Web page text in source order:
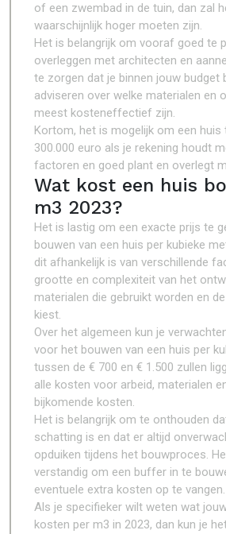
of een zwembad in de tuin, dan zal
waarschijnlijk hoger moeten zijn.
Het is belangrijk om vooraf goed te
overleggen met architecten en
te zorgen dat je binnen jouw budget
adviseren over welke materialen en
meest kosteneffectief zijn.
Kortom, het is mogelijk om een
300.000 euro als je rekening houdt
factoren en goed plant en overlegt
Wat kost een huis
m3 2023?
Het is lastig om een exacte prijs te
bouwen van een huis per kubieke
dit afhankelijk is van verschillende
grootte en complexiteit van het
materialen die gebruikt worden en
kiest.
Over het algemeen kun je
voor het bouwen van een huis per
tussen de € 700 en € 1.500 zullen
alle kosten voor arbeid, materialen
bijkomende kosten.
Het is belangrijk om te onthouden
schatting is en dat er altijd
opduiken tijdens het bouwproces.
verstandig om een buffer in te
eventuele extra kosten op te vangen.
Als je specifieker wilt weten wat
kosten per m3 in 2023, dan kun je